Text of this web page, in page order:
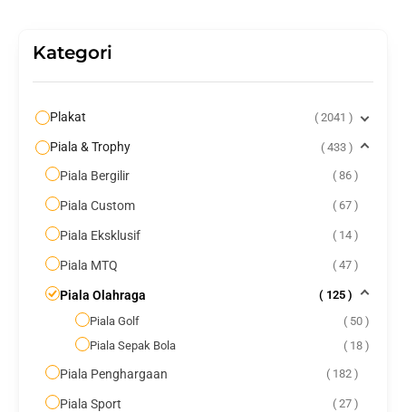
Kategori
Plakat 2041
Piala & Trophy 433
Piala Bergilir 86
Piala Custom 67
Piala Eksklusif 14
Piala MTQ 47
Piala Olahraga
125
Piala Golf
50
Piala Sepak Bola
18
Piala Penghargaan 182
Piala Sport 27